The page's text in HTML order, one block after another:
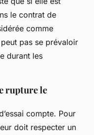
le contrat de
comme
pas se prévaloir
durant les
rupture le
compte. Pour
doit respecter un